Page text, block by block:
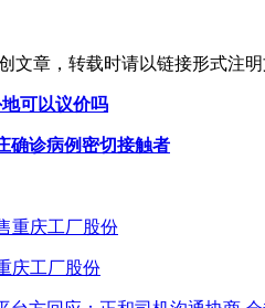
文章，转载时请以链接形式注明
可以议价吗
确诊病例密切接触者
庆工厂股份